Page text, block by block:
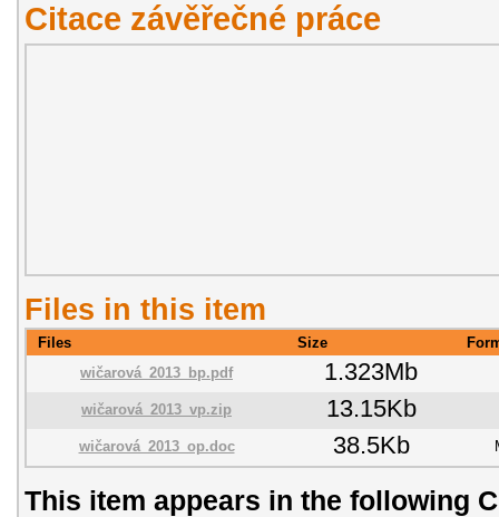
Citace závěřečné práce
Files in this item
Files Size
wičarová_2013_bp.pdf
1.323Mb
wičarová_2013_vp.zip 13.15Kb
wičarová_2013_op.doc 38.5Kb
This item appears in the following